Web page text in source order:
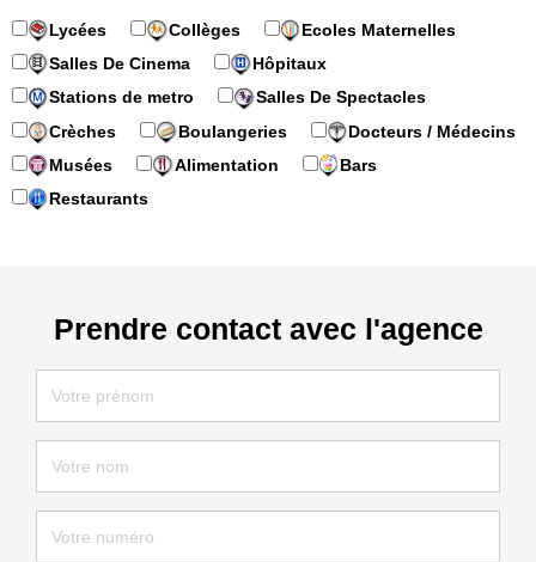
Lycées Collèges
Ecoles Maternelles
Salles De Cinema
Hôpitaux
Stations de metro
Salles De Spectacles
Crèches
Boulangeries
Docteurs / Médecins
Musées
Alimentation
Bars
Restaurants
Prendre contact avec l'agence